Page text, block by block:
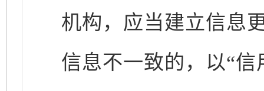
机构，应当建立信息
信息不一致的，以“